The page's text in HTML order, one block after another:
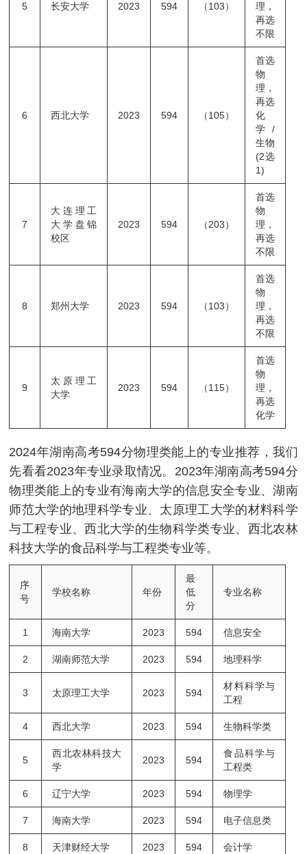
5 长安大学 2023 594 （103）
理，
再选
不限
6 西北大学 2023 594 （105）
首选
物
理，
再选
化
学/
生物
(2选
1)
7
大连理工
大学盘锦
校区
2023 594 （203）
首选
物
理，
再选
不限
8 郑州大学 2023 594 （103）
首选
物
理，
再选
不限
9
太原理工
大学
2023 594 （115）
首选
物
理，
再选
化学
2024年湖南高考594分物理类能上的专业推荐，我们
先看看2023年专业录取情况。2023年湖南高考594分
物理类能上的专业有海南大学的信息安全专业、湖南
师范大学的地理科学专业、太原理工大学的材料科学
与工程专业、西北大学的生物科学类专业、西北农林
科技大学的食品科学与工程类专业等。
序
号
学校名称 年份
最
低
分
专业名称
1 海南大学 2023 594 信息安全
2 湖南师范大学 2023 594 地理科学
3 太原理工大学 2023 594
材料科学与
工程
4 西北大学 2023 594 生物科学类
5
西北农林科技大
学
2023 594
食品科学与
工程类
6 辽宁大学 2023 594 物理学
7 海南大学 2023 594 电子信息类
8 天津财经大学 2023 594 会计学